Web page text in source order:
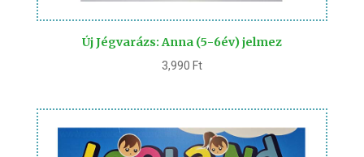
Új Jégvarázs: Anna (5-6év) jelmez
3,990 Ft